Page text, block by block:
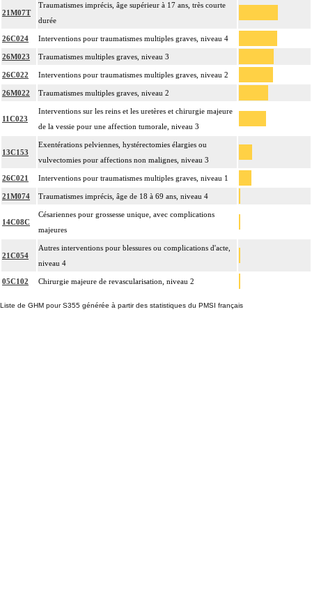
21M07T
Traumatismes imprécis, âge supérieur à 17 ans, très courte
durée
26C024 Interventions pour traumatismes multiples graves, niveau 4
26M023 Traumatismes multiples graves, niveau 3
26C022 Interventions pour traumatismes multiples graves, niveau 2
26M022 Traumatismes multiples graves, niveau 2
11C023
Interventions sur les reins et les uretères et chirurgie majeure
de la vessie pour une affection tumorale, niveau 3
13C153
Exentérations pelviennes, hystérectomies élargies ou
vulvectomies pour affections non malignes, niveau 3
26C021 Interventions pour traumatismes multiples graves, niveau 1
21M074 Traumatismes imprécis, âge de 18 à 69 ans, niveau 4
14C08C
Césariennes pour grossesse unique, avec complications
majeures
21C054
Autres interventions pour blessures ou complications d'acte,
niveau 4
05C102 Chirurgie majeure de revascularisation, niveau 2
Liste de GHM pour S355 générée à partir des statistiques du PMSI français